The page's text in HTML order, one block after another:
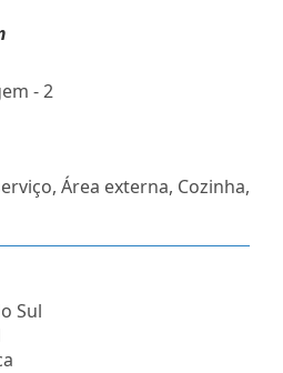
- 2
Área externa, Cozinha,
Sul